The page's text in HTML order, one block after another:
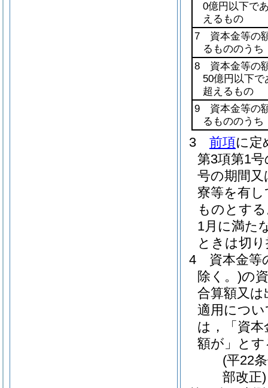
0億円以下で
えるもの
7 資本金等の
るもののうち
8 資本金等の
50億円以下
超えるもの
9 資本金等の
るもののうち
3 前項に定
第3項第1
号の期間
寮等を有
ものとす
1月に満た
ときは切
4
資本金等
除く。)の
合算額又
適用につ
は，「資
額が」とす
(平22
部改正)